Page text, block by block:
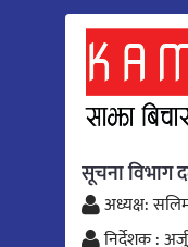
सूचना विभाग
अध्यक्ष:
निर्देशक :